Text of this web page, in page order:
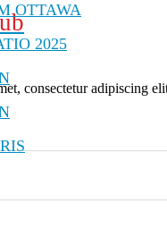
OTTAWA
2025
consectetur adipiscing